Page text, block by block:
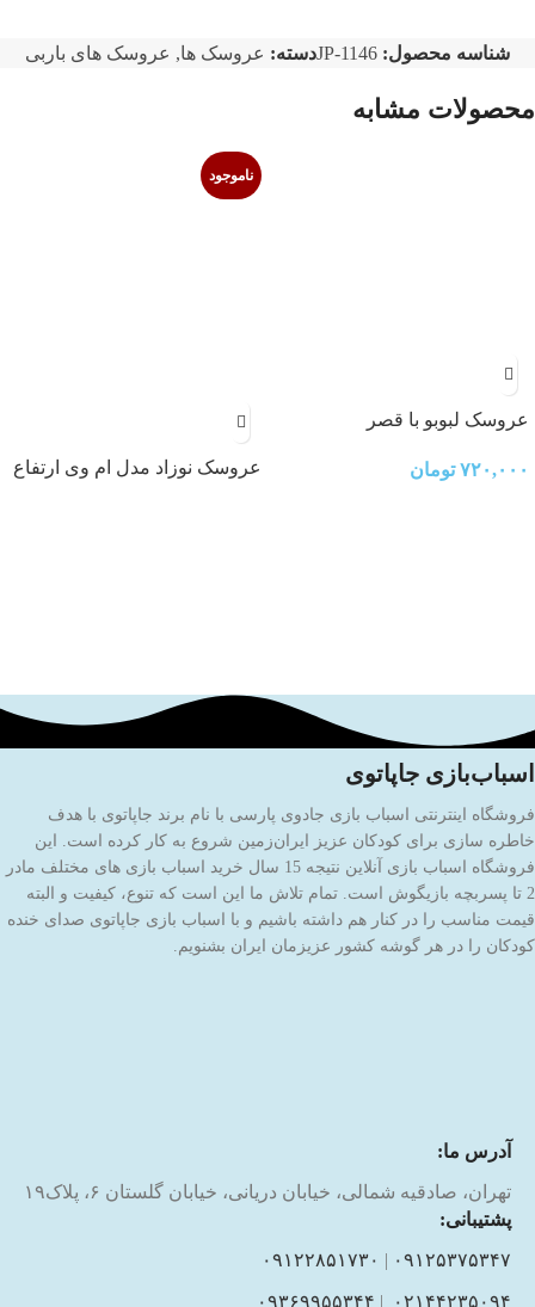
شناسه محصول: JP-1146دسته: عروسک ها, عروسک های باربی
محصولات مشابه
عروسک لبوبو با قصر
۷۲۰,۰۰۰ تومان
ناموجود
عروسک نوزاد مدل ام وی ارتفاع
اسباب‌بازی جاپاتوی
فروشگاه اینترنتی اسباب بازی جادوی پارسی با نام برند جاپاتوی با هدف
خاطره سازی برای کودکان عزیز ایران‌زمین شروع به کار کرده است. این
فروشگاه اسباب بازی آنلاین نتیجه 15 سال خرید اسباب بازی های مختلف مادر
2 تا پسربچه بازیگوش است. تمام تلاش ما این است که تنوع، کیفیت و البته
قیمت مناسب را در کنار هم داشته باشیم و با اسباب بازی جاپاتوی صدای خنده
کودکان را در هر گوشه کشور عزیزمان ایران بشنویم.
آدرس ما:
تهران، صادقیه شمالی، خیابان دریانی، خیابان گلستان ۶، پلاک۱۹
پشتیبانی:
۰۹۱۲۵۳۷۵۳۴۷ | ۰۹۱۲۲۸۵۱۷۳۰
۰۲۱۴۴۲۳۵۰۹۴ | ۰۹۳۶۹۹۵۵۳۴۴